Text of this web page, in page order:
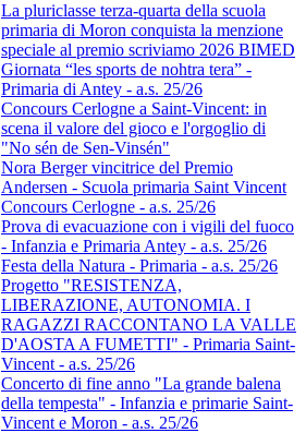
La pluriclasse terza-quarta della scuola
primaria di Moron conquista la menzione
speciale al premio scriviamo 2026 BIMED
Giornata “les sports de nohtra tera” -
Primaria di Antey - a.s. 25/26
Concours Cerlogne a Saint-Vincent: in
scena il valore del gioco e l'orgoglio di
"No sén de Sen-Vinsén"
Nora Berger vincitrice del Premio
Andersen - Scuola primaria Saint Vincent
Concours Cerlogne - a.s. 25/26
Prova di evacuazione con i vigili del fuoco
- Infanzia e Primaria Antey - a.s. 25/26
Festa della Natura - Primaria - a.s. 25/26
Progetto "RESISTENZA,
LIBERAZIONE, AUTONOMIA. I
RAGAZZI RACCONTANO LA VALLE
D'AOSTA A FUMETTI" - Primaria Saint-
Vincent - a.s. 25/26
Concerto di fine anno "La grande balena
della tempesta" - Infanzia e primarie Saint-
Vincent e Moron - a.s. 25/26